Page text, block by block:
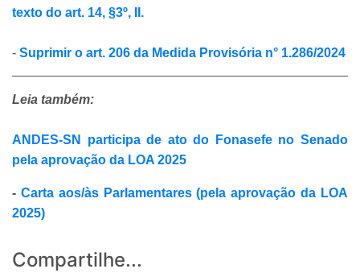
texto do art. 14, §3º, II.
- Suprimir o art. 206 da Medida Provisória n° 1.286/2024
Leia também:
ANDES-SN participa de ato do Fonasefe no Senado
pela aprovação da LOA 2025
- Carta aos/às Parlamentares (pela aprovação da LOA
2025)
Compartilhe...